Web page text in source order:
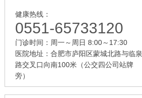
健康热线：
0551-65733120
门诊时间：周一～周日 8:00～17:30
医院地址：合肥市庐阳区蒙城北路与临泉
路交叉口向南100米（公交四公司站牌
旁）